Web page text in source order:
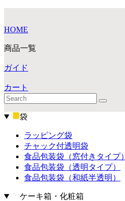
HOME
商品一覧
ガイド
カート
袋
ラッピング袋
チャック付透明袋
食品包装袋（窓付きタイプ）
食品包装袋（透明タイプ）
食品包装袋（和紙半透明）
ケーキ箱・化粧箱